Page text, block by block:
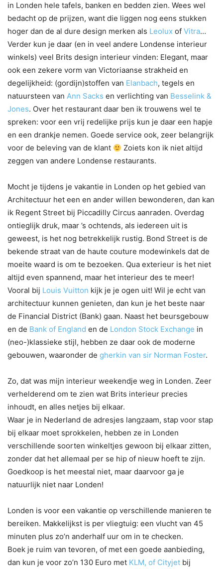
in Londen hele tafels, banken en bedden zien. Wees wel
bedacht op de prijzen, want die liggen nog eens stukken
hoger dan de al dure design merken als Leolux of Vitra…
Verder kun je daar (en in veel andere Londense interieur
winkels) veel Brits design interieur vinden: Elegant, maar
ook een zekere vorm van Victoriaanse strakheid en
degelijkheid: (gordijn)stoffen van Elanbach, tegels en
natuursteen van Ann Sacks en verlichting van Besselink &
Jones. Over het restaurant daar ben ik trouwens wel te
spreken: voor een vrij redelijke prijs kun je daar een hapje
en een drankje nemen. Goede service ook, zeer belangrijk
voor de beleving van de klant
Zoiets kon ik niet altijd
zeggen van andere Londense restaurants.
Mocht je tijdens je vakantie in Londen op het gebied van
Architectuur het een en ander willen bewonderen, dan kan
ik Regent Street bij Piccadilly Circus aanraden. Overdag
ontieglijk druk, maar ’s ochtends, als iedereen uit is
geweest, is het nog betrekkelijk rustig. Bond Street is de
bekende straat van de haute couture modewinkels dat de
moeite waard is om te bezoeken. Qua exterieur is het niet
altijd even spannend, maar het interieur des te meer!
Vooral bij Louis Vuitton kijk je je ogen uit! Wil je echt van
architectuur kunnen genieten, dan kun je het beste naar
de Financial District (Bank) gaan. Naast het beursgebouw
en de Bank of England en de London Stock Exchange in
(neo-)klassieke stijl, hebben ze daar ook de moderne
gebouwen, waaronder de gherkin van sir Norman Foster.
Zo, dat was mijn interieur weekendje weg in Londen. Zeer
verhelderend om te zien wat Brits interieur precies
inhoudt, en alles netjes bij elkaar.
Waar je in Nederland de adresjes langzaam, stap voor stap
bij elkaar moet sprokkelen, hebben ze in Londen
verschillende soorten winkeltjes gewoon bij elkaar zitten,
zonder dat het allemaal per se hip of nieuw hoeft te zijn.
Goedkoop is het meestal niet, maar daarvoor ga je
natuurlijk niet naar Londen!
Londen is voor een vakantie op verschillende manieren te
bereiken. Makkelijkst is per vliegtuig: een vlucht van 45
minuten plus zo’n anderhalf uur om in te checken.
Boek je ruim van tevoren, of met een goede aanbieding,
dan kun je voor zo’n 130 Euro met KLM, of Cityjet bij